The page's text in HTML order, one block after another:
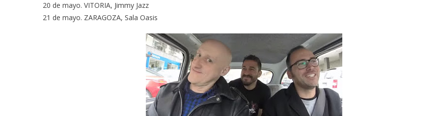
20 de mayo. VITORIA, Jimmy Jazz
21 de mayo. ZARAGOZA, Sala Oasis